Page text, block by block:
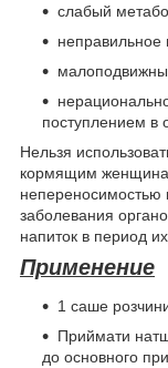
слабый
поступлением в
Нельзя
кормящим
непереносимостью
заболевания
напиток в период
Применение
1 саше
Приймати
до основного